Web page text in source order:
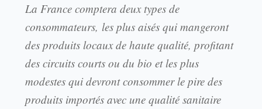
La France comptera deux types de
consommateurs, les plus aisés qui mangeront
des produits locaux de haute qualité, profitant
des circuits courts ou du bio et les plus
modestes qui devront consommer le pire des
produits importés avec une qualité sanitaire